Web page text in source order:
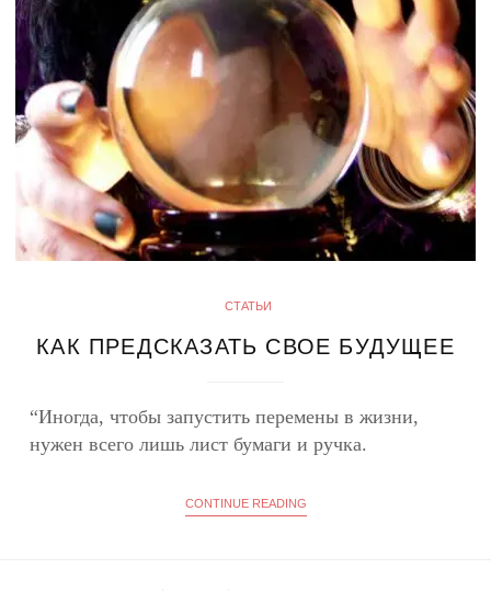
СТАТЬИ
КАК ПРЕДСКАЗАТЬ СВОЕ БУДУЩЕЕ
“Иногда, чтобы запустить перемены в жизни,
нужен всего лишь лист бумаги и ручка.
CONTINUE READING